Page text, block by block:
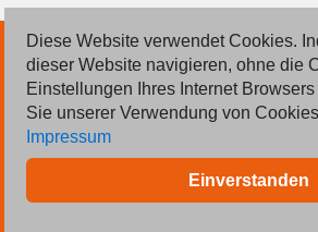
© 2026 Deutsche Jobmarkt GmbH
Inserieren
Kontakt
AGB
Diese Website verwendet Cookies.
dieser Website navigieren, ohne die
Einstellungen Ihres Internet
Sie unserer Verwendung von
Impressum
Einverstanden